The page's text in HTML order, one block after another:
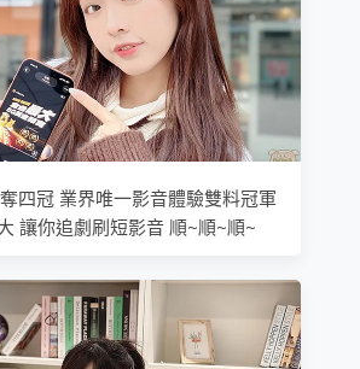
四冠 業界唯一影音體驗雙料冠軍
讓你追劇刷短影音 順~順~順~